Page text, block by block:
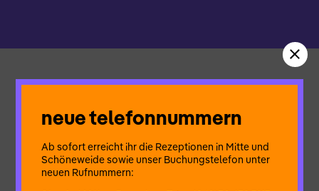
Mit einem Ticket können bis zu drei Personen gemeinsam die
Dauer: 25 Minuten
Sprache: Deutsch
Nebel ist ein Material mit vielen Gesichtern. In der Material-
Choreografie des Lichtkunst-Duos scheinzeitmenschen tritt
neue telefonnummern
Ab sofort erreicht ihr die Rezeptionen in Mitte und
Schöneweide sowie unser Buchungstelefon unter
neuen Rufnummern: